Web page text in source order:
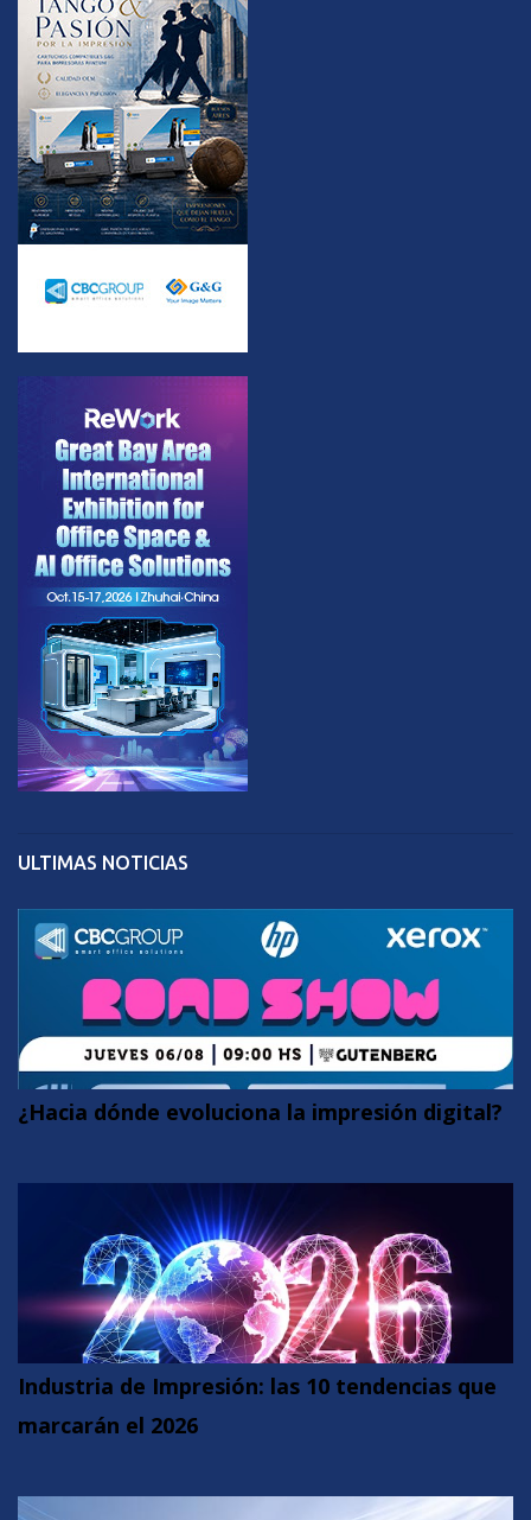
ULTIMAS NOTICIAS
¿Hacia dónde evoluciona la impresión digital?
Industria de Impresión: las 10 tendencias que
marcarán el 2026